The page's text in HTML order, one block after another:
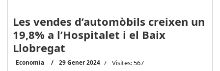
Les vendes d’automòbils creixen un
19,8% a l’Hospitalet i el Baix
Llobregat
Economia 29 Gener 2024 Visites: 567